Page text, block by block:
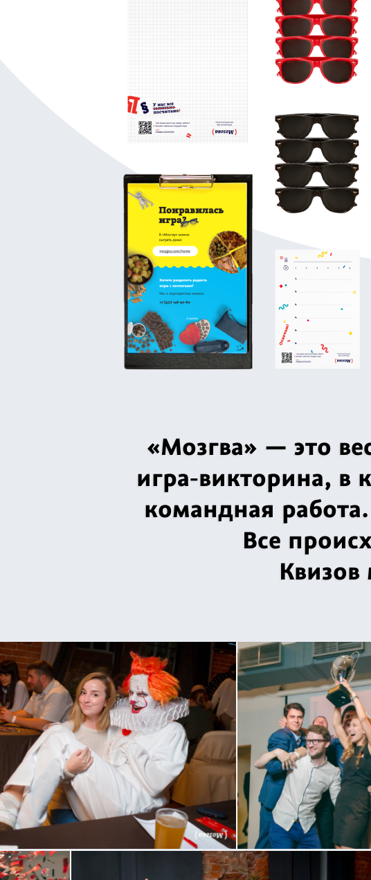
«Мозгва» — это
игра‑викторина, в
командная
Все